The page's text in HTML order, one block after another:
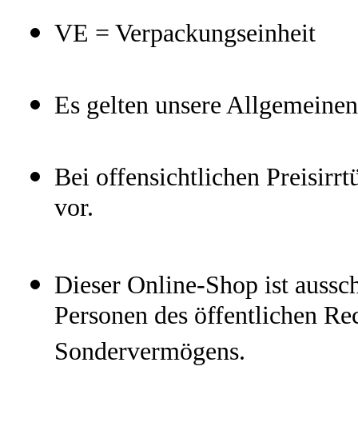
VE = Verpackungseinheit
Es gelten unsere
Bei offensichtlichen
vor.
Dieser Online-Shop ist
Personen des öffentlichen
Sondervermögens.